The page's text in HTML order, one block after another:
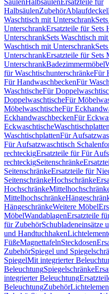
SäulenHalbsäulenErsatzteile für
HalbsäulenZubehörAblaufdeckel
Waschtisch mit Unterschrank
UnterschrankErsatzteile für Sets
UnterschrankSets Waschtisch
Waschtisch mit Unterschrank
UnterschrankErsatzteile für Sets
UnterschrankBadezimmermöbel
für WaschtischunterschränkeFür
Für HandwaschbeckenFür
WaschtischeFür
DoppelwaschtischeFür
MöbelwaschtischeFür
EckhandwaschbeckenFür
EckwaschtischeWaschtischplatten
WaschtischplattenFür
Für Aufsatzwaschtisch
rechteckigErsatzteile für Für
rechteckigSeitenschränke
SeitenschränkeErsatzteile für
SeitenschränkeHochschränke
Hochschränke
Mittelhochschränke
HängeschränkeWeitere Möbel
MöbelWandablagenErsatzteile
für ZubehörSchubladeneinsätze
und Handtuchhaken
FüßeMagnettafelnSteckdosen
ZubehörSpiegel und
SpiegelMit integrierter
BeleuchtungSpiegelschränke
integrierter Beleuchtung
BeleuchtungZubehör